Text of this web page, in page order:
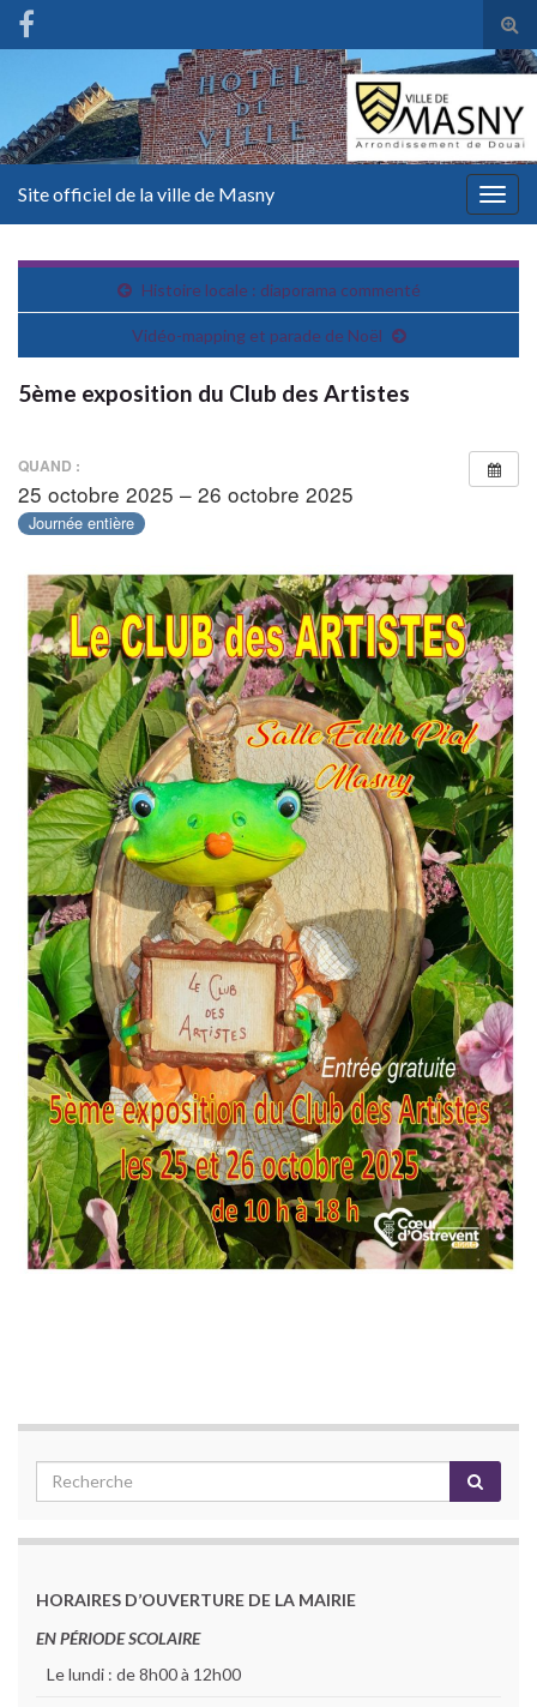
Site officiel de la ville de Masny
Histoire locale : diaporama commenté
Vidéo-mapping et parade de Noël
5ème exposition du Club des Artistes
QUAND :
25 octobre 2025 – 26 octobre 2025
Journée entière
HORAIRES D’OUVERTURE DE LA MAIRIE
EN PÉRIODE SCOLAIRE
Le lundi : de 8h00 à 12h00